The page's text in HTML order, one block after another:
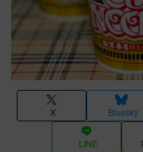
X Bluesky
LINE